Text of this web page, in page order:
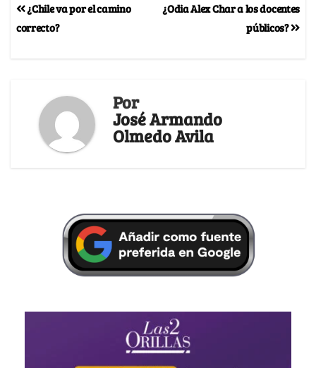
¿Odia Alex Char a los docentes
públicos?
¿Chile va por el camino
correcto?
Por
José Armando
Olmedo Avila